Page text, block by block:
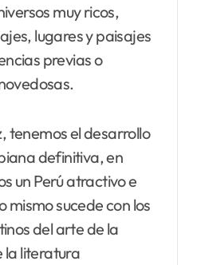
muy ricos,
lugares y paisajes
previas o
tenemos el desarrollo
definitiva, en
un Perú atractivo e
mismo sucede con los
del arte de la
la literatura